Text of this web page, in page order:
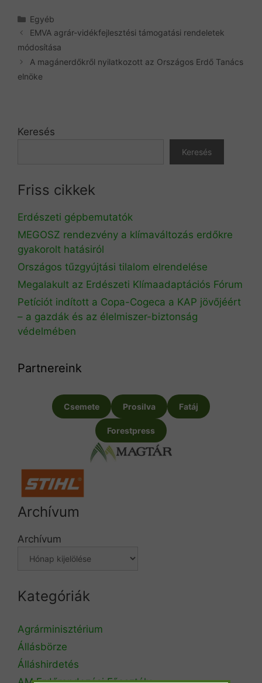
Kategória
Egyéb
EMVA agrár-vidékfejlesztési támogatási rendeletek
módosítása
A magánerdőkről nyilatkozott az Országos Erdő Tanács
elnöke
Keresés
Keresés
Friss cikkek
Erdészeti gépbemutatók
MEGOSZ rendezvény a klímaváltozás erdőkre
gyakorolt hatásiról
Országos tűzgyújtási tilalom elrendelése
Megalakult az Erdészeti Klímaadaptációs Fórum
Petíciót indított a Copa-Cogeca a KAP jövőjéért
– a gazdák és az élelmiszer-biztonság
védelmében
Partnereink
Csemete Prosilva Fatáj
Forestpress
Archívum
Archívum
Kategóriák
Agrárminisztérium
Állásbörze
Álláshirdetés